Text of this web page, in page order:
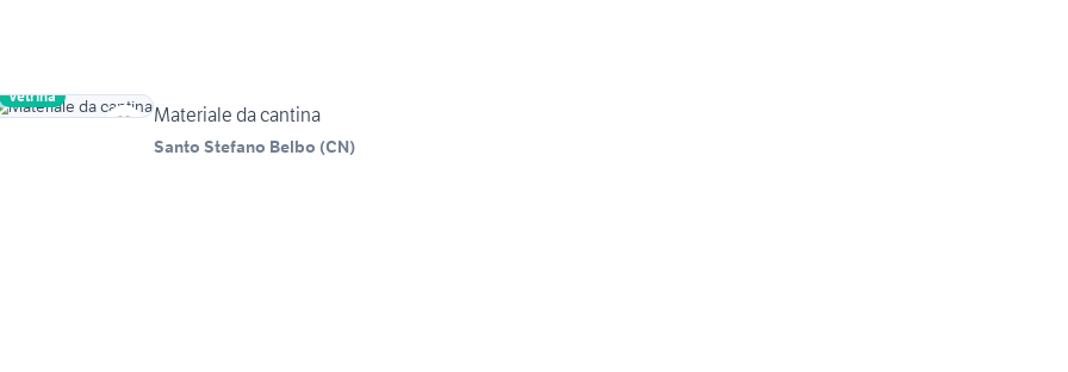
Vetrina
Materiale da cantina
Santo Stefano Belbo (CN)